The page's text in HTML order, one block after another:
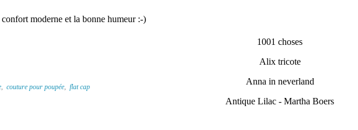
moderne et la bonne humeur :-)
, couture pour poupée, flat cap
1001 choses
Alix tricote
Anna in neverland
Antique Lilac - Martha Boers